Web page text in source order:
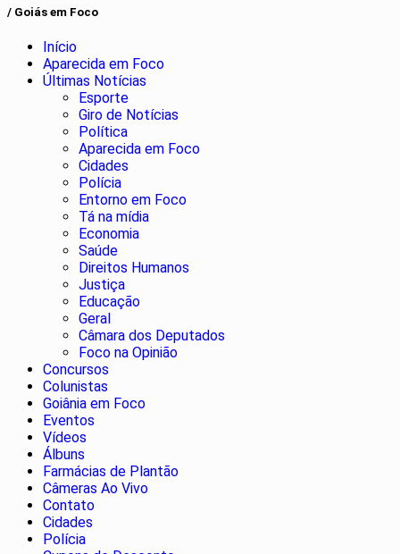
/ Goiás em Foco
Início
Aparecida em Foco
Últimas Notícias
Esporte
Giro de Notícias
Política
Aparecida em Foco
Cidades
Polícia
Entorno em Foco
Tá na mídia
Economia
Saúde
Direitos Humanos
Justiça
Educação
Geral
Câmara dos Deputados
Foco na Opinião
Concursos
Colunistas
Goiânia em Foco
Eventos
Vídeos
Álbuns
Farmácias de Plantão
Câmeras Ao Vivo
Contato
Cidades
Polícia